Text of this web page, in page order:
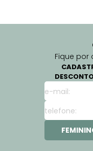
Fique por